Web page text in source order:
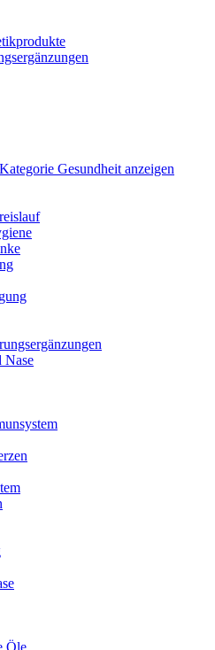
Gesundheit anzeigen
Nase
Öle